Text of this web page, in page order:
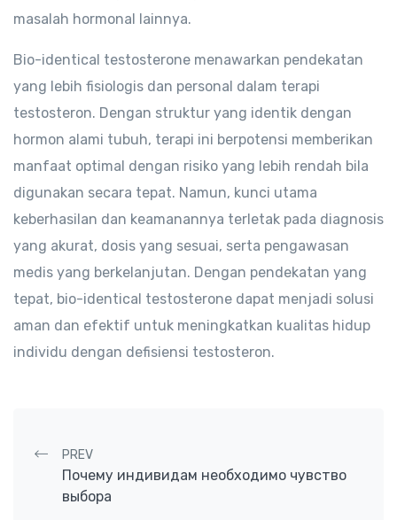
masalah hormonal lainnya.
Bio-identical testosterone menawarkan pendekatan
yang lebih fisiologis dan personal dalam terapi
testosteron. Dengan struktur yang identik dengan
hormon alami tubuh, terapi ini berpotensi memberikan
manfaat optimal dengan risiko yang lebih rendah bila
digunakan secara tepat. Namun, kunci utama
keberhasilan dan keamanannya terletak pada diagnosis
yang akurat, dosis yang sesuai, serta pengawasan
medis yang berkelanjutan. Dengan pendekatan yang
tepat, bio-identical testosterone dapat menjadi solusi
aman dan efektif untuk meningkatkan kualitas hidup
individu dengan defisiensi testosteron.
Post navigation
PREV
Почему индивидам необходимо чувство
выбора